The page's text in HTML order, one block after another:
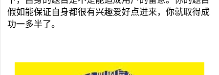
假如能保证自身都很有兴趣爱好点进来，你就取得成
功一多半了。